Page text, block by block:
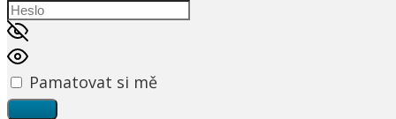
Pamatovat si mě